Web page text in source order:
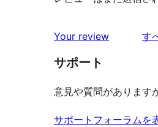
Your review す
サポート
意見や質問があります
サポートフォーラムを